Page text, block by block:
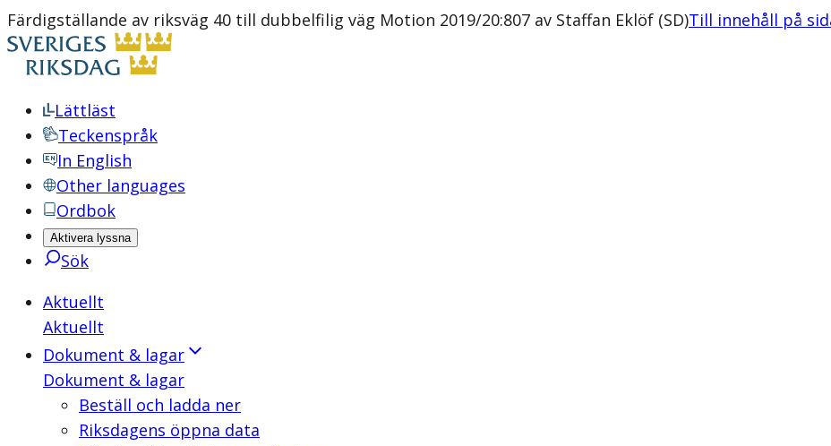
Färdigställande av riksväg 40 till dubbelfilig väg Motion 2019/20:807 av Staffan Eklöf (SD)Till innehåll på
Lättläst
Teckenspråk
In English
Other languages
Ordbok
Aktivera lyssna
Sök
Aktuellt
Aktuellt
Dokument & lagar
Dokument & lagar
Beställ och ladda ner
Riksdagens öppna data